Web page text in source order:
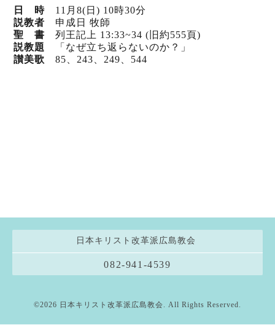
日 時 11月8(日) 10時30分
説教者 申成日 牧師
聖 書 列王記上 13:33~34 (旧約555頁)
説教題
「なぜ立ち返らないのか？」
讃美歌 85、243 、249 、544
日本キリスト改革派広島教会
082-941-4539
©2026 日本キリスト改革派広島教会. All Rights Reserved.